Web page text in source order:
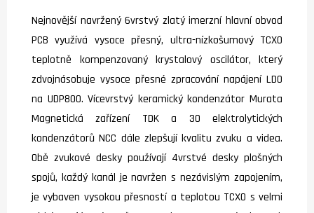
Nejnovější navržený 6vrstvý zlatý imerzní hlavní obvod
PCB využívá vysoce přesný, ultra-nízkošumový TCXO
teplotně kompenzovaný krystalový oscilátor, který
zdvojnásobuje vysoce přesné zpracování napájení LDO
na UDP800. Vícevrstvý keramický kondenzátor Murata
Magnetická zařízení TDK a 30 elektrolytických
kondenzátorů NCC dále zlepšují kvalitu zvuku a videa.
Obě zvukové desky používají 4vrstvé desky plošných
spojů, každý kanál je navržen s nezávislým zapojením,
je vybaven vysokou přesností a teplotou TCXO s velmi